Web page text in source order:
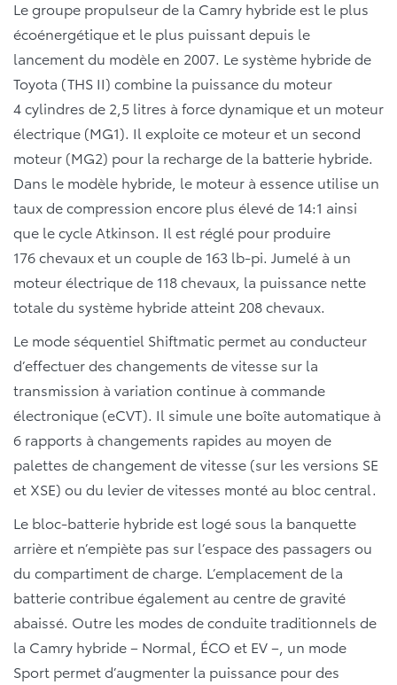
Le groupe propulseur de la Camry hybride est le plus
écoénergétique et le plus puissant depuis le
lancement du modèle en 2007. Le système hybride de
Toyota (THS II) combine la puissance du moteur
4 cylindres de 2,5 litres à force dynamique et un moteur
électrique (MG1). Il exploite ce moteur et un second
moteur (MG2) pour la recharge de la batterie hybride.
Dans le modèle hybride, le moteur à essence utilise un
taux de compression encore plus élevé de 14:1 ainsi
que le cycle Atkinson. Il est réglé pour produire
176 chevaux et un couple de 163 lb-pi. Jumelé à un
moteur électrique de 118 chevaux, la puissance nette
totale du système hybride atteint 208 chevaux.
Le mode séquentiel Shiftmatic permet au conducteur
d’effectuer des changements de vitesse sur la
transmission à variation continue à commande
électronique (eCVT). Il simule une boîte automatique à
6 rapports à changements rapides au moyen de
palettes de changement de vitesse (sur les versions SE
et XSE) ou du levier de vitesses monté au bloc central.
Le bloc-batterie hybride est logé sous la banquette
arrière et n’empiète pas sur l’espace des passagers ou
du compartiment de charge. L’emplacement de la
batterie contribue également au centre de gravité
abaissé. Outre les modes de conduite traditionnels de
la Camry hybride – Normal, ÉCO et EV –, un mode
Sport permet d’augmenter la puissance pour des